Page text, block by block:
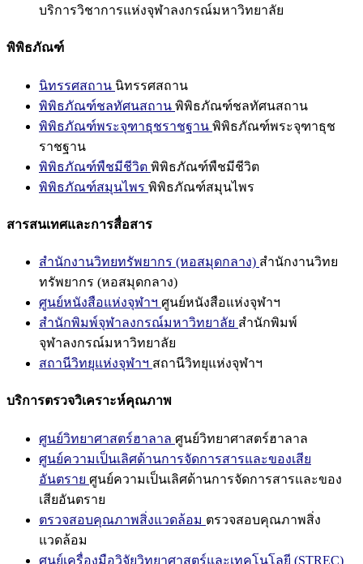
บริการวิชาการแห่งจุฬาลงกรณ์มหาวิทยาลัย
พิพิธภัณฑ์
นิทรรศสถาน นิทรรศสถาน
พิพิธภัณฑ์ชลทัศนสถาน พิพิธภัณฑ์ชลทัศนสถาน
พิพิธภัณฑ์พระจุฑาธุชราชฐาน พิพิธภัณฑ์พระจุฑาธุช
ราชฐาน
พิพิธภัณฑ์พืชมีชีวิต พิพิธภัณฑ์พืชมีชีวิต
พิพิธภัณฑ์สมุนไพร พิพิธภัณฑ์สมุนไพร
สารสนเทศและการสื่อสาร
สำนักงานวิทยทรัพยากร (หอสมุดกลาง) สำนักงานวิทย
ทรัพยากร (หอสมุดกลาง)
ศูนย์หนังสือแห่งจุฬาฯ ศูนย์หนังสือแห่งจุฬาฯ
สำนักพิมพ์จุฬาลงกรณ์มหาวิทยาลัย สำนักพิมพ์
จุฬาลงกรณ์มหาวิทยาลัย
สถานีวิทยุแห่งจุฬาฯ สถานีวิทยุแห่งจุฬาฯ
บริการตรวจวิเคราะห์คุณภาพ
ศูนย์วิทยาศาสตร์ฮาลาล ศูนย์วิทยาศาสตร์ฮาลาล
ศูนย์ความเป็นเลิศด้านการจัดการสารและของเสีย
อันตราย ศูนย์ความเป็นเลิศด้านการจัดการสารและของ
เสียอันตราย
ตรวจสอบคุณภาพสิ่งแวดล้อม ตรวจสอบคุณภาพสิ่ง
แวดล้อม
ศูนย์เครื่องมือวิจัยวิทยาศาสตร์และเทคโนโลยี (STREC)